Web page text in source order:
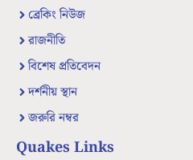
ব্রেকিং নিউজ
রাজনীতি
বিশেষ প্রতিবেদন
দর্শনীয় স্থান
জরুরি নম্বর
Quakes Links